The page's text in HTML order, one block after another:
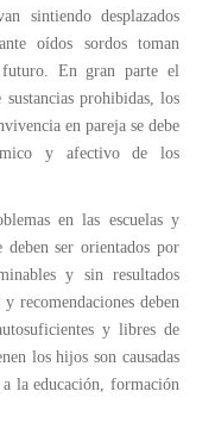
sintiendo desplazados
oídos sordos toman
futuro. En gran parte el
prohibidas, los
en pareja se debe
y afectivo de los
en las escuelas y
ser orientados por
y sin resultados
recomendaciones deben
y libres de
los hijos son causadas
la educación, formación